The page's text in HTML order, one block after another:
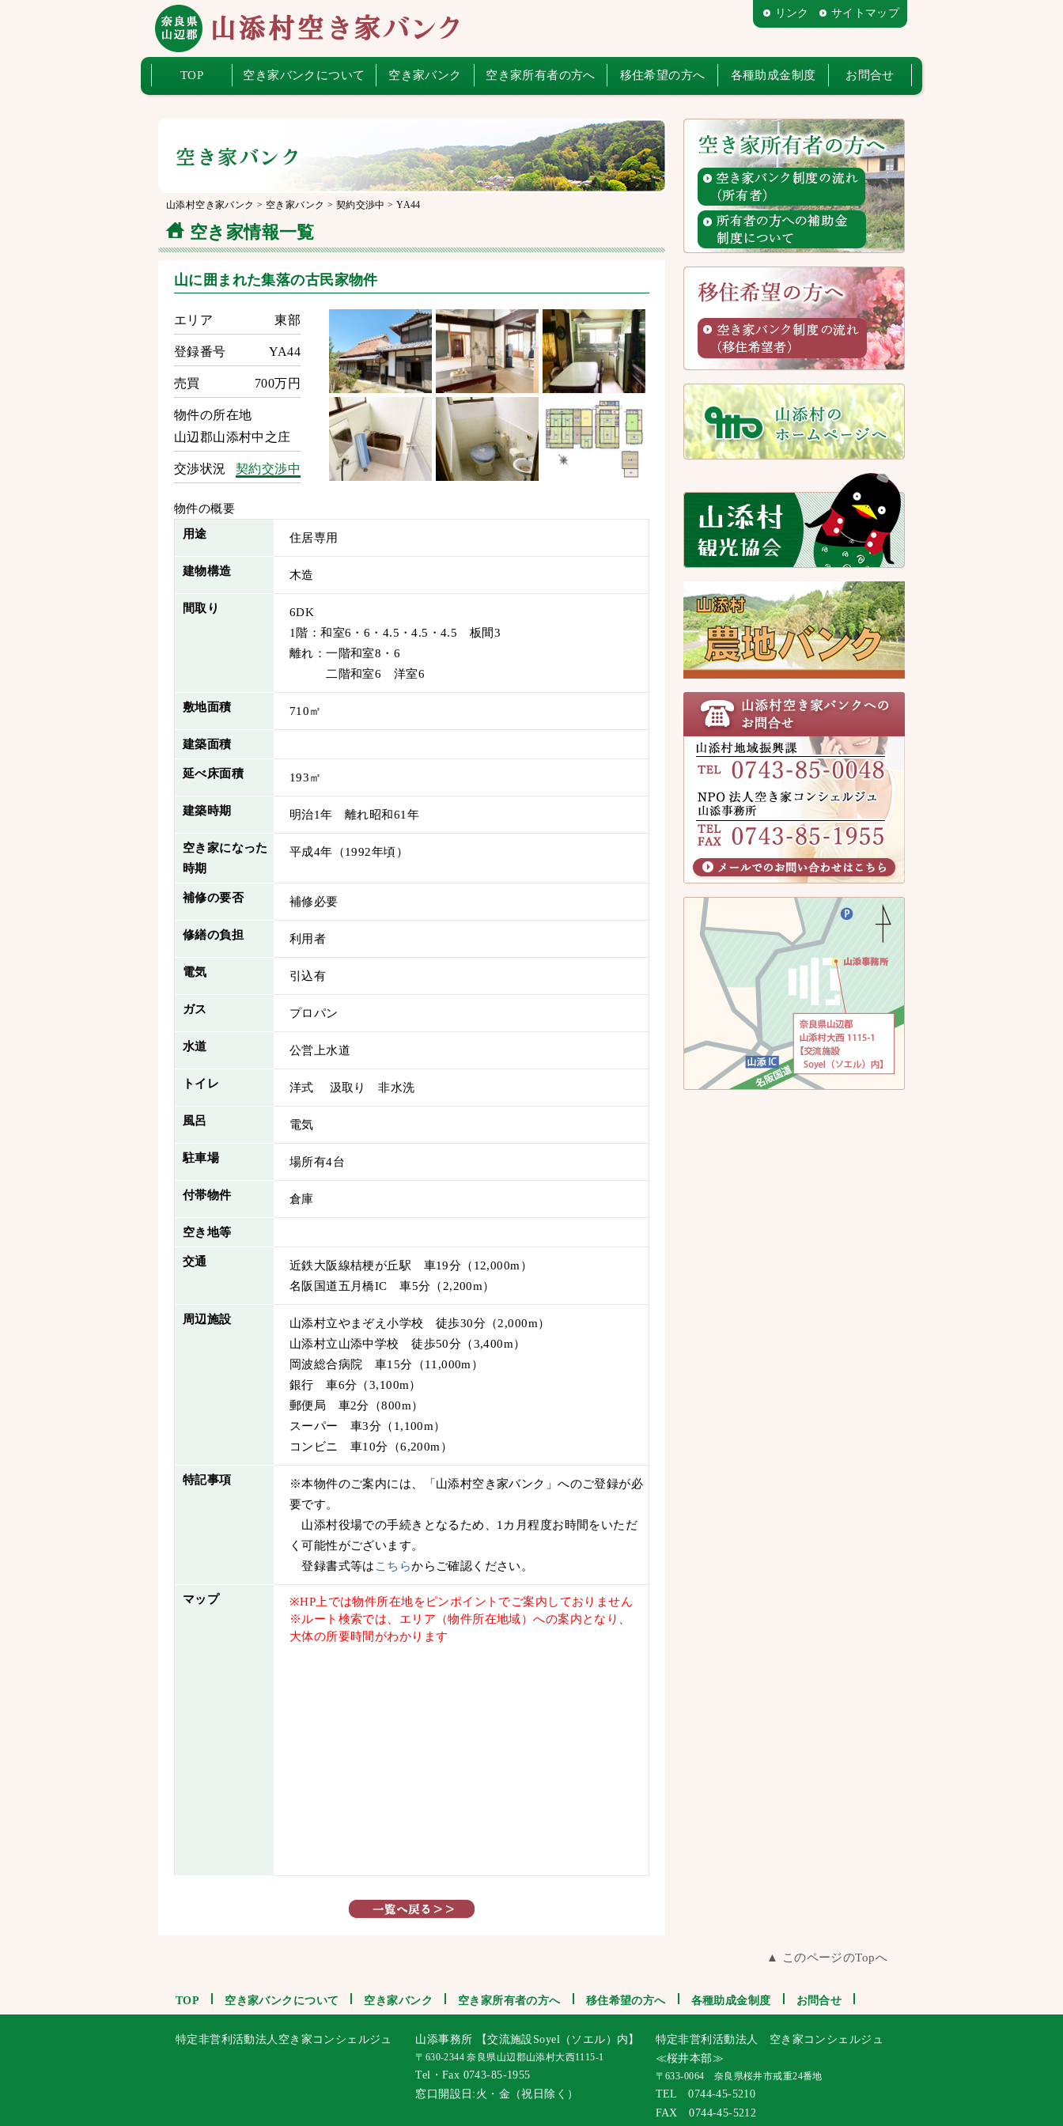
リンク サイトマップ
TOP 空き家バンクについて 空き家バンク 空き家所有者の方へ 移住希望の方へ 各種助成金制度 お問合せ
山添村空き家バンク > 空き家バンク > 契約交渉中 >YA44
空き家情報一覧
山に囲まれた集落の古民家物件
エリア 東部
登録番号 YA44
売買 700万円
物件の所在地
山辺郡山添村中之庄
交渉状況 契約交渉中
物件の概要
用途
住居専用
建物構造 木造
間取り
6DK
1階：和室6・6・4.5・4.5・4.5 板間3
離れ：一階和室8・6
二階和室6 洋室6
敷地面積 710㎡
建築面積
延べ床面積 193㎡
建築時期 明治1年 離れ昭和61年
空き家になった
時期
平成4年（1992年頃）
補修の要否 補修必要
修繕の負担 利用者
電気 引込有
ガス プロパン
水道 公営上水道
トイレ 洋式 汲取り 非水洗
風呂 電気
駐車場 場所有4台
付帯物件 倉庫
空き地等
交通
近鉄大阪線桔梗が丘駅 車19分（12,000m）
名阪国道五月橋IC 車5分（2,200m）
周辺施設
山添村立やまぞえ小学校 徒歩30分（2,000m）
山添村立山添中学校 徒歩50分（3,400m）
岡波総合病院 車15分（11,000m）
銀行 車6分（3,100m）
郵便局 車2分（800m）
スーパー 車3分（1,100m）
コンビニ 車10分（6,200m）
特記事項
※本物件のご案内には、「山添村空き家バンク」へのご登録が必
要です。
山添村役場での手続きとなるため、1カ月程度お時間をいただ
く可能性がございます。
登録書式等は こちらからご確認ください。
マップ
※HP上では物件所在地をピンポイントでご案内しておりません
※ルート検索では、エリア（物件所在地域）への案内となり、
大体の所要時間がわかります
▲ このページのTopへ
TOP 空き家バンクについて 空き家バンク 空き家所有者の方へ 移住希望の方へ 各種助成金制度 お問合せ
特定非営利活動法人空き家コンシェルジュ 山添事務所 【交流施設Soyel（ソエル）内】
〒630-2344 奈良県山辺郡山添村大西1115-1
Tel・Fax 0743-85-1955
窓口開設日:火・金（祝日除く）
特定非営利活動法人 空き家コンシェルジュ
≪桜井本部≫
〒633-0064 奈良県桜井市戒重24番地
TEL 0744-45-5210
FAX 0744-45-5212